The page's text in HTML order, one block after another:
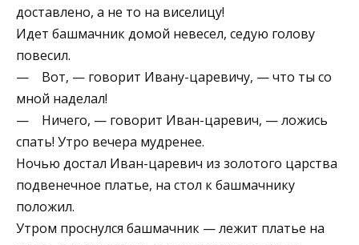
доставлено, а не то на виселицу!
Идет башмачник домой невесел, седую голову
повесил.
— Вот, — говорит Ивану-царевичу, — что ты со
мной наделал!
— Ничего, — говорит Иван-царевич, — ложись
спать! Утро вечера мудренее.
Ночью достал Иван-царевич из золотого царства
подвенечное платье, на стол к башмачнику
положил.
Утром проснулся башмачник — лежит платье на